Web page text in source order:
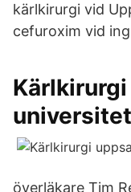
kärlkirurgi vid
cefuroxim vid
universitet
överläkare Tim